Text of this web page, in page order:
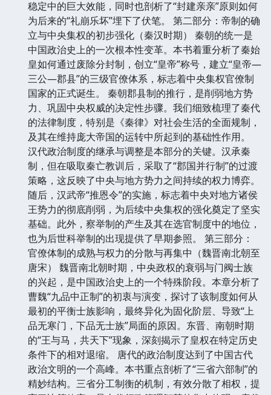
稳定中的巨大效能，同时也剖析了“封建亲亲”原则如何
为后来的“礼崩乐坏”埋下了伏笔。 第二部分：帝制的确
立与中央集权的初步强化（秦汉时期） 秦朝的统一是
中国政治史上的一次根本性变革。本书着重分析了秦始
皇如何通过废除分封制，创立“皇帝”称号，建立“皇帝—
三公—郡县”的三级官僚体系，标志着中央集权官僚制
国家的正式诞生。 秦朝郡县制的推行，是削弱地方势
力、巩固中央权威的决定性步骤。我们细致梳理了秦代
的法律制度，特别是《秦律》对社会生活的全面规制，
及其在维持庞大帝国的运转中所起到的基础性作用。
汉代政治制度的继承与调整是本部分的关键。汉承秦
制，但在吸取秦亡教训后，采取了“郡国并行制”的过渡
策略，这反映了中央与地方势力之间持续的权力博弈。
随后，汉武帝“推恩令”的实施，标志着中央对地方诸侯
王势力的彻底削弱，为后续中央集权的强化奠定了坚实
基础。此外，察举制的产生及其在选官制度中的地位，
也为后世科举制的出现提供了早期参照。 第三部分：
官僚体制的成熟与权力的分散与再集中（魏晋南北朝至
唐宋） 魏晋南北朝时期，中央政权的衰弱与门阀士族
的兴起，是中国政治史上的一个特殊阶段。本章分析了
曹魏“九品中正制”的初衷与演变，探讨了该制度如何从
最初的平衡士族影响，最终异化为固化阶层、导致“上
品无寒门，下品无士族”局面的原因。东晋、南朝时期
的“王与马，共天下”现象，深刻揭示了皇权在特定历史
条件下的相对退缩。 唐代的政治制度达到了中国古代
政治文明的一个高峰。本书重点剖析了“三省六部制”的
精妙结构。三省分工制衡的机制，有效分散了相权，提